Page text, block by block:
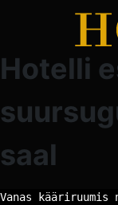
Hotelli
saal